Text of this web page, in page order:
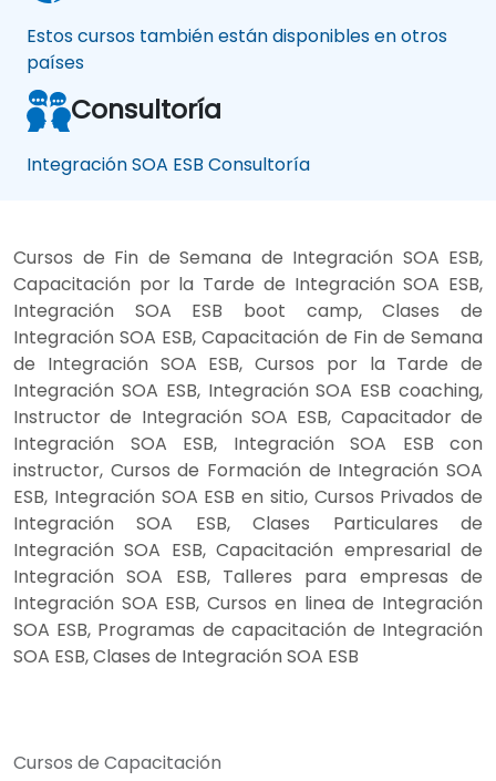
Estos cursos también están disponibles en otros
países
Consultoría
Integración SOA ESB Consultoría
Cursos de Fin de Semana de Integración SOA ESB,
Capacitación por la Tarde de Integración SOA ESB,
Integración SOA ESB boot camp, Clases de
Integración SOA ESB, Capacitación de Fin de Semana
de Integración SOA ESB, Cursos por la Tarde de
Integración SOA ESB, Integración SOA ESB coaching,
Instructor de Integración SOA ESB, Capacitador de
Integración SOA ESB, Integración SOA ESB con
instructor, Cursos de Formación de Integración SOA
ESB, Integración SOA ESB en sitio, Cursos Privados de
Integración SOA ESB, Clases Particulares de
Integración SOA ESB, Capacitación empresarial de
Integración SOA ESB, Talleres para empresas de
Integración SOA ESB, Cursos en linea de Integración
SOA ESB, Programas de capacitación de Integración
SOA ESB, Clases de Integración SOA ESB
Cursos de Capacitación